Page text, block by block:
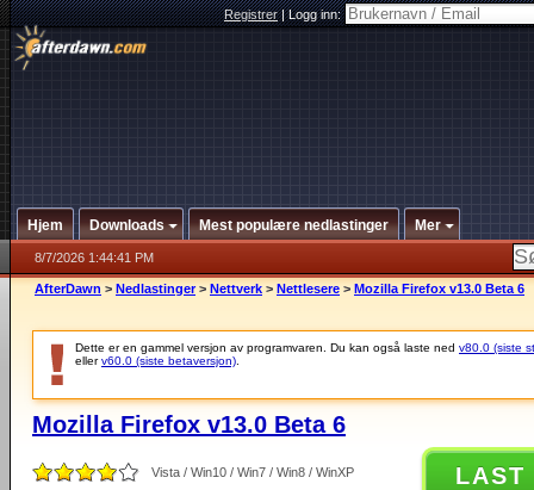
Registrer|Logg inn:
Hjem Downloads Mest populære nedlastinger Mer
8/7/2026 1:44:41 PM
AfterDawn > Nedlastinger > Nettverk > Nettlesere > Mozilla Firefox v13.0 Beta 6
Dette er en gammel versjon av programvaren. Du kan også laste ned v80.0 (siste
ellerv60.0 (siste betaversjon)
Mozilla Firefox v13.0 Beta 6
Vista / Win10 / Win7 / Win8 / WinXP LAST